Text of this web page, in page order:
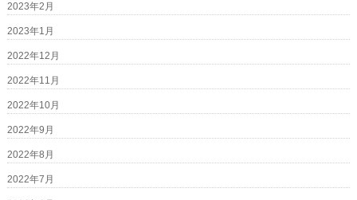
2023年2月
2023年1月
2022年12月
2022年11月
2022年10月
2022年9月
2022年8月
2022年7月